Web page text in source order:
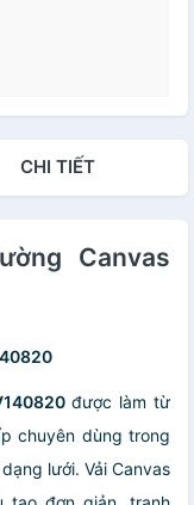
CHI TIẾT
Canvas
được làm từ
chuyên dùng trong
lưới. Vải Canvas